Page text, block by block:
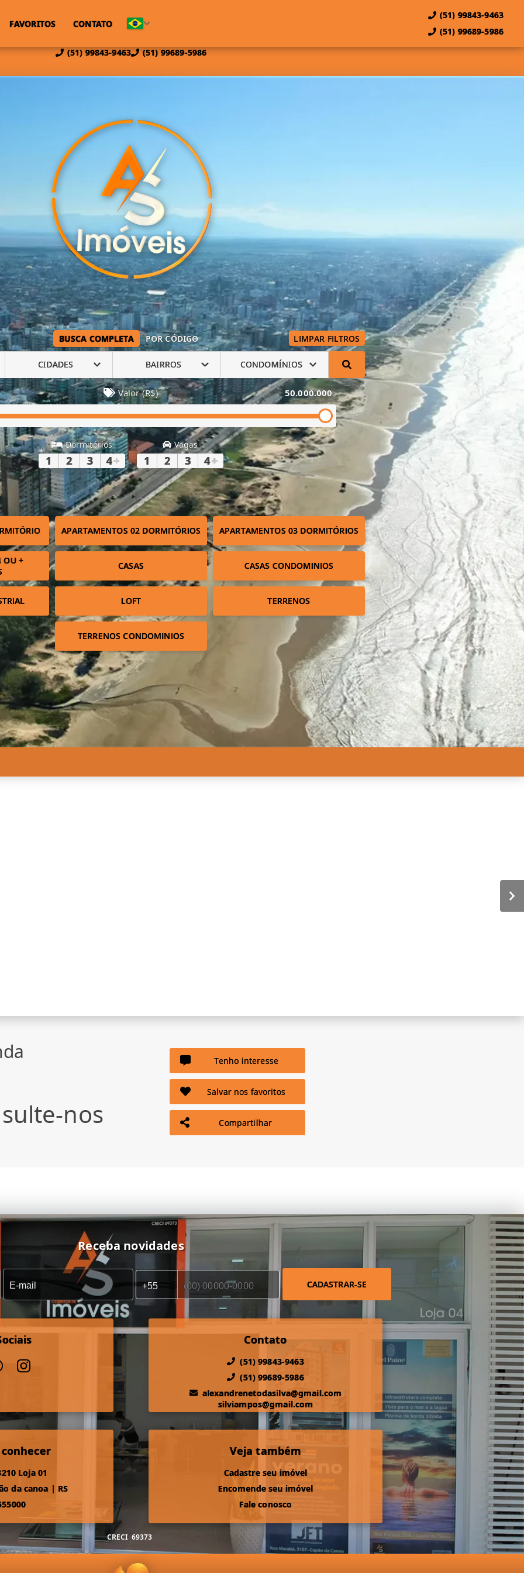
(51) 99843-9463 (51) 99689-5986
FAVORITOS CONTATO
(51) 99843-9463
(51) 99689-5986
BUSCA COMPLETA POR CÓDIGO LIMPAR FILTROS
CIDADES BAIRROS CONDOMÍNIOS
Valor (R$) 50.000.000
Dormitórios
1 2 3 4+
Vagas
1 2 3 4+
APARTAMENTOS 02 DORMITÓRIOS APARTAMENTOS 03 DORMITÓRIOS
OU +
CASAS CASAS CONDOMINIOS
LOFT TERRENOS
TERRENOS CONDOMINIOS
nos
Tenho interesse
Salvar nos favoritos
Compartilhar
Receba novidades
CADASTRAR-SE
Contato
(51) 99843-9463
(51) 99689-5986
alexandrenetodasilva@gmail.com
silviampos@gmail.com
Loja 01
da canoa | RS
Veja também
Cadastre seu imóvel
Encomende seu imóvel
Fale conosco
CRECI 69373